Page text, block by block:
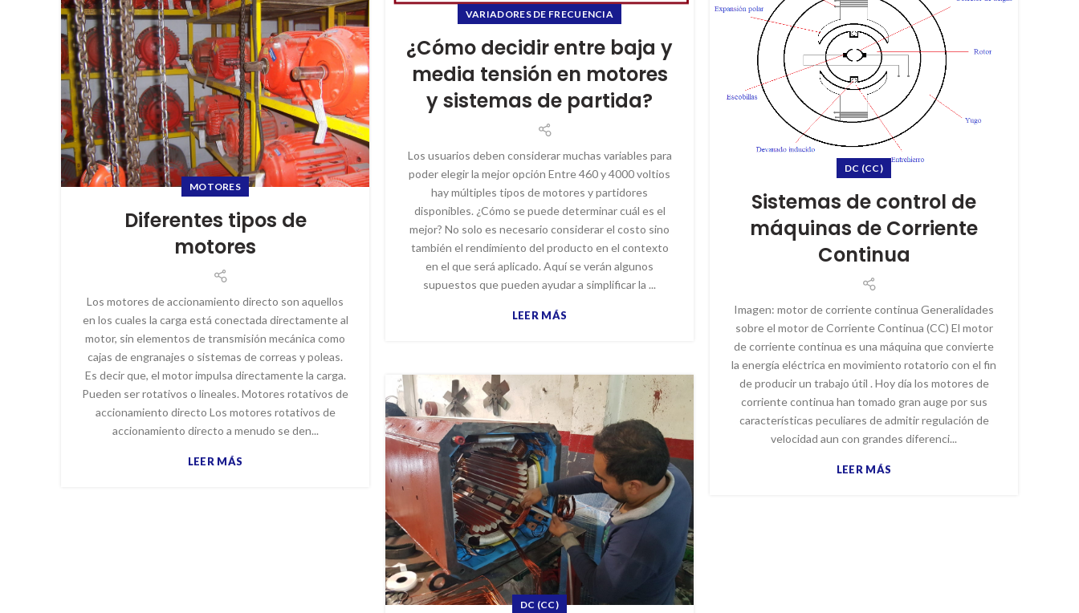
MOTORES
Diferentes tipos de
motores
Los motores de accionamiento directo son aquellos
en los cuales la carga está conectada directamente al
motor, sin elementos de transmisión mecánica como
cajas de engranajes o sistemas de correas y poleas.
Es decir que, el motor impulsa directamente la carga.
Pueden ser rotativos o lineales. Motores rotativos de
accionamiento directo Los motores rotativos de
accionamiento directo a menudo se den...
LEER MÁS
VARIADORES DE FRECUENCIA
¿Cómo decidir entre baja y
media tensión en motores
y sistemas de partida?
Los usuarios deben considerar muchas variables para
poder elegir la mejor opción Entre 460 y 4000 voltios
hay múltiples tipos de motores y partidores
disponibles. ¿Cómo se puede determinar cuál es el
mejor? No solo es necesario considerar el costo sino
también el rendimiento del producto en el contexto
en el que será aplicado. Aquí se verán algunos
supuestos que pueden ayudar a simplificar la ...
LEER MÁS
DC (CC)
Sistemas de control de
máquinas de Corriente
Continua
Imagen: motor de corriente continua Generalidades
sobre el motor de Corriente Continua (CC) El motor
de corriente continua es una máquina que convierte
la energía eléctrica en movimiento rotatorio con el fin
de producir un trabajo útil . Hoy día los motores de
corriente continua han tomado gran auge por sus
características peculiares de admitir regulación de
velocidad aun con grandes diferenci...
LEER MÁS
DC (CC)